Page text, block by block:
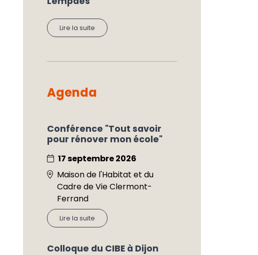
Lire la suite
Agenda
Conférence "Tout savoir
pour rénover mon école"
17 septembre 2026
Maison de l'Habitat et du
Cadre de Vie Clermont-
Ferrand
Lire la suite
Colloque du CIBE à Dijon